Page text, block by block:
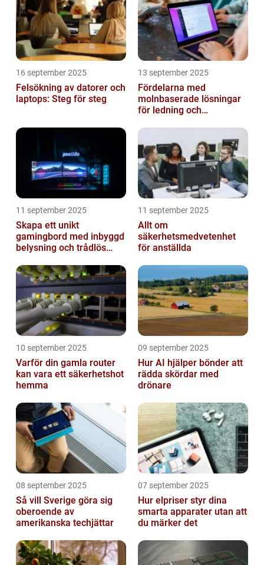
16 september 2025
Felsökning av datorer och
laptops: Steg för steg
13 september 2025
Fördelarna med
molnbaserade lösningar
för ledning och
11 september 2025
Skapa ett unikt
gamingbord med inbyggd
belysning och trådlös
11 september 2025
Allt om
säkerhetsmedvetenhet
för anställda
10 september 2025
Varför din gamla router
kan vara ett säkerhetshot
hemma
09 september 2025
Hur AI hjälper bönder att
rädda skördar med
drönare
08 september 2025
Så vill Sverige göra sig
oberoende av
amerikanska techjättar
07 september 2025
Hur elpriser styr dina
smarta apparater utan att
du märker det